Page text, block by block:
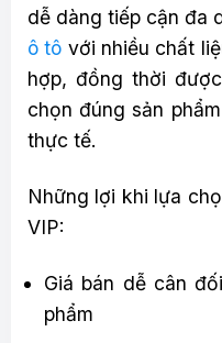
dễ dàng tiếp cận đa
ô tô với nhiều chất
hợp, đồng thời
chọn đúng sản
thực tế.
Những lợi khi lựa
VIP:
Giá bán dễ cân
phẩm